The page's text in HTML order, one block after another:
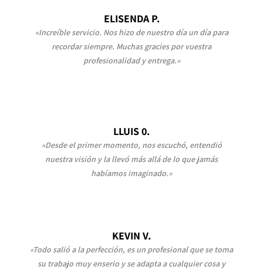
ELISENDA P.
«Increíble servicio. Nos hizo de nuestro día un día para
recordar siempre. Muchas gracies por vuestra
profesionalidad y entrega.»
LLUIS 0.
«Desde el primer momento, nos escuchó, entendió
nuestra visión y la llevó más allá de lo que jamás
habíamos imaginado.»
KEVIN V.
«Todo salió a la perfección, es un profesional que se toma
su trabajo muy enserio y se adapta a cualquier cosa y